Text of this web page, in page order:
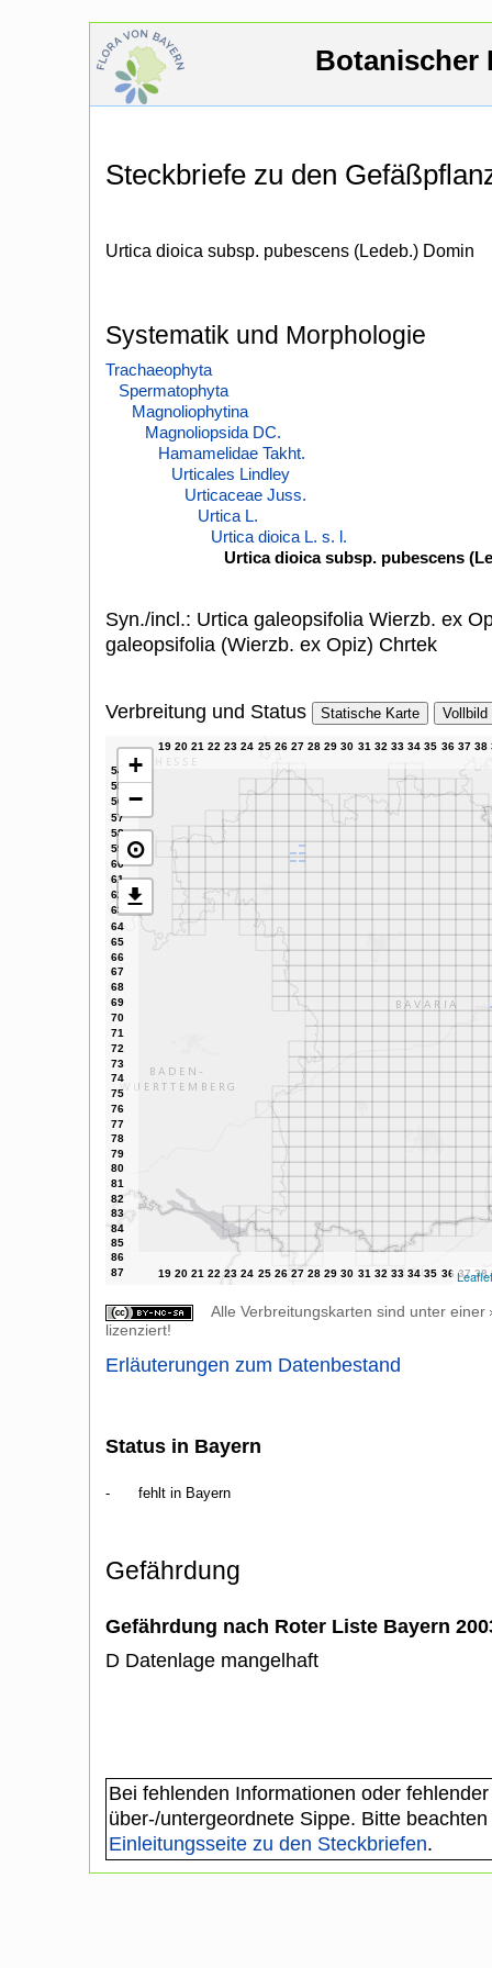
Botanischer
Steckbriefe zu den
Urtica dioica subsp. pubescens (Ledeb.) Domin
Systematik und Morphologie
Trachaeophyta
Spermatophyta
Magnoliophytina
Magnoliopsida DC.
Hamamelidae Takht.
Urticales Lindley
Urticaceae Juss.
Urtica L.
Urtica dioica L. s. l.
Urtica dioica subsp. pubescens
Syn./incl.: Urtica galeopsifolia Wierzb. ex
galeopsifolia (Wierzb. ex Opiz) Chrtek
Verbreitung und Status Statische Karte Vollbild
+
−
⊙
Leaflet
Alle Verbreitungskarten sind unter einer
lizenziert!
Erläuterungen zum Datenbestand
Status in Bayern
- fehlt in Bayern
Gefährdung
Gefährdung nach Roter Liste Bayern
D Datenlage mangelhaft
Bei fehlenden Informationen oder
über-/untergeordnete Sippe. Bitte
Einleitungsseite zu den Steckbriefen.